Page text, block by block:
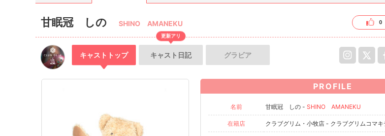
甘眠冠 しの SHINO AMANEKU 0
キャスト トップ キャスト 日記
更新アリ
グラビア
PROFILE
名前 甘眠冠 しの - SHINO AMANEKU
在籍店 クラブグリム・小牧店 - クラブグリムコマキ